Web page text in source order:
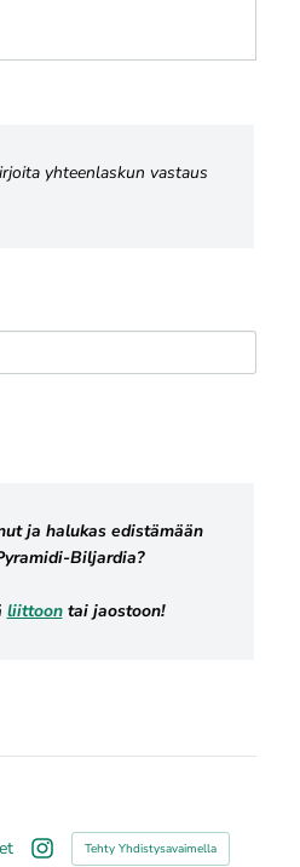
yhteenlaskun vastaus
ja halukas edistämään
Biljardia?
liittoontai jaostoon!
Tehty Yhdistysavaimella